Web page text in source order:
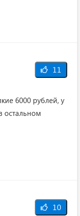
11
6000 рублей, у
остальном
10